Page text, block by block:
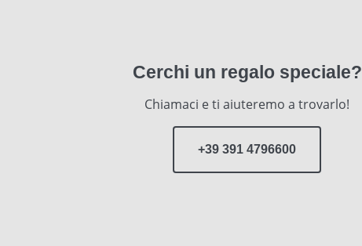
Cerchi un regalo speciale?
Chiamaci e ti aiuteremo a trovarlo!
+39 391 4796600